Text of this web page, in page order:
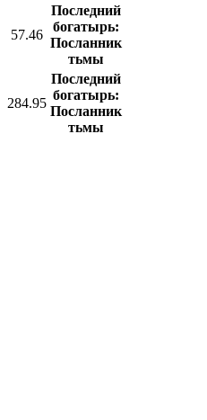
57.46
Последний
богатырь:
Посланник
тьмы
284.95
Последний
богатырь:
Посланник
тьмы